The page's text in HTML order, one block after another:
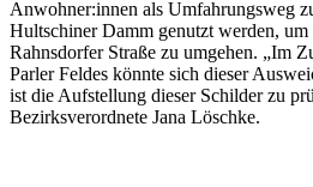
Anwohner:innen als Umfahrungsweg
Hultschiner Damm genutzt werden,
Rahnsdorfer Straße zu umgehen. „Im
Parler Feldes könnte sich dieser
ist die Aufstellung dieser Schilder zu
Bezirksverordnete Jana Löschke.